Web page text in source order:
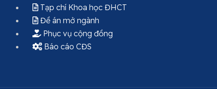
Tạp chí Khoa học ĐHCT
Đề án mở ngành
Phục vụ cộng đồng
Báo cáo CĐS